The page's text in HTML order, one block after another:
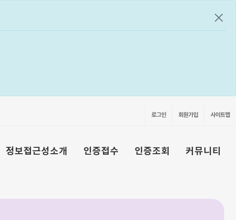
공지
로그인 회원가입 사이트맵
정보접근성소개 인증접수 인증조회 커뮤니티